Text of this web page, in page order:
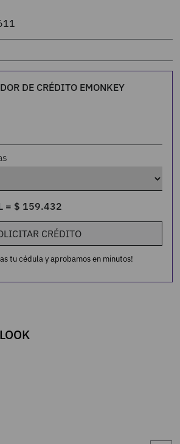
DE CRÉDITO EMONKEY
= $ 159.432
CRÉDITO
tu cédula y aprobamos en minutos!